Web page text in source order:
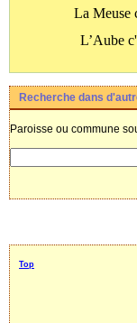
La Meuse
L’Aube
Recherche dans
Paroisse ou commune
Top